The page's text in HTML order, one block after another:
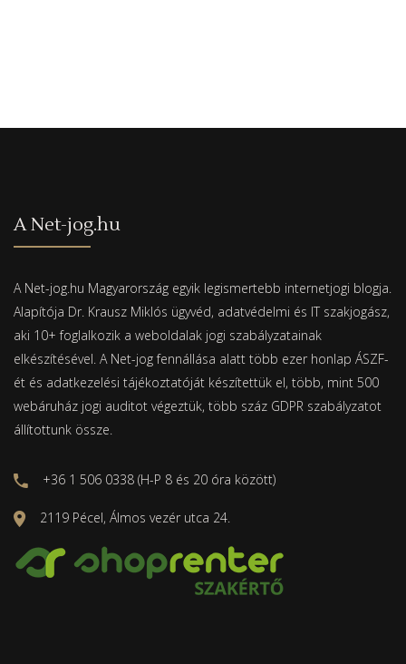
A Net-jog.hu
A Net-jog.hu Magyarország egyik legismertebb internetjogi blogja.
Alapítója Dr. Krausz Miklós ügyvéd, adatvédelmi és IT szakjogász,
aki 10+ foglalkozik a weboldalak jogi szabályzatainak
elkészítésével. A Net-jog fennállása alatt több ezer honlap ÁSZF-
ét és adatkezelési tájékoztatóját készítettük el, több, mint 500
webáruház jogi auditot végeztük, több száz GDPR szabályzatot
állítottunk össze.
+36 1 506 0338 (H-P 8 és 20 óra között)
2119 Pécel, Álmos vezér utca 24.